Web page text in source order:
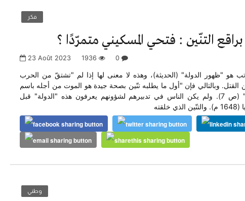
فكر
التنّين : فتحي المسكيني متمرّدًا ؟
23 Août 2023 1936 0
هو "ظهور الدولة" (الحديثة)، وهذه لا معنى لها إذا لم "تشتقّ من الحرب
القتل. وبالتالي فإن "أول ما يطلبه تنّين بصحة جيدة هو الموت من أجله باسم
جماعة متخيّلة" (ص 7). ولم يكن الناس في تدبيرهم لشؤونهم يعرفون هذه "الدولة" قبل
وطني